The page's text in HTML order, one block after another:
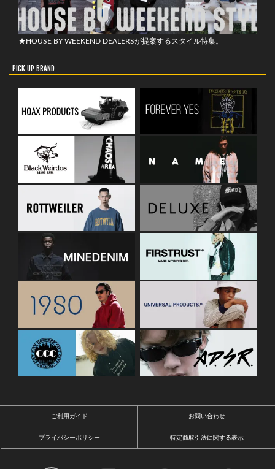
★HOUSE BY WEEKEND DEALERSが提案するスタイル特集。
PICK UP BRAND
ご利用ガイド お問い合わせ
プライバシーポリシー 特定商取引法に関する表示